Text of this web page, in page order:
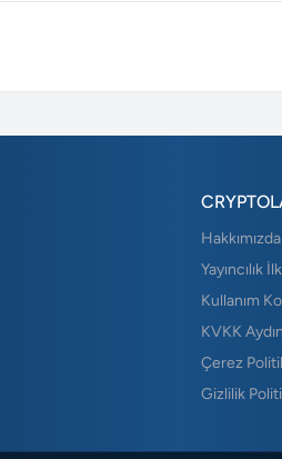
Hakkımızda
Yayıncılık
Kullanım
KVKK
Çerez
Gizlilik